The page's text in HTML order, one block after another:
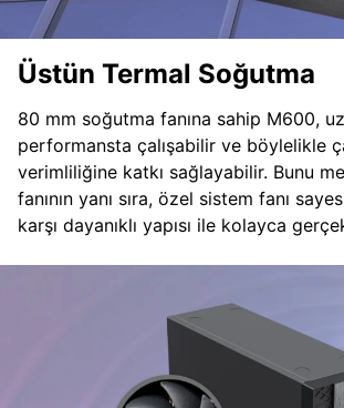
Üstün Termal Soğutma
80 mm soğutma fanına sahip M600,
performansta çalışabilir ve böylelikle
verimliliğine katkı sağlayabilir. Bunu
fanının yanı sıra, özel sistem fanı
karşı dayanıklı yapısı ile kolayca